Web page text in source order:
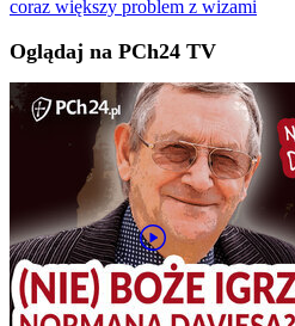
coraz większy problem z wizami
Oglądaj na PCh24 TV